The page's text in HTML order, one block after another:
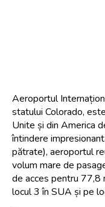
Aeroportul
statului Colorado,
Unite și din America
întindere
pătrate), aeroportul
volum mare de
de acces pentru 77,8
locul 3 în SUA și pe